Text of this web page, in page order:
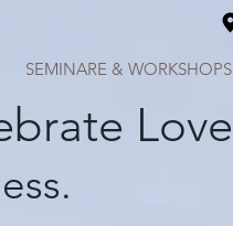
SEMINARE & WORKSHOPS
Love